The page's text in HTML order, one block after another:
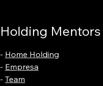
Holding Mentors
- Home Holding
- Empresa
-Team